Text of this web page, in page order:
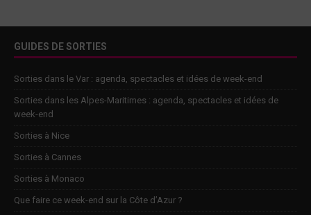
GUIDES DE SORTIES
Sorties dans le Var : agenda, spectacles et idées de week-end
Sorties dans les Alpes-Maritimes : agenda, spectacles et idées de
week-end
Sorties à Nice
Sorties à Cannes
Sorties à Monaco
Que faire ce week-end sur la Côte d’Azur ?